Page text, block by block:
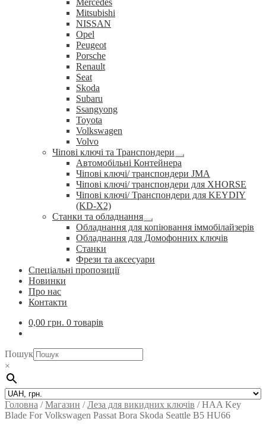
Mercedes
Mitsubishi
NISSAN
Opel
Peugeot
Porsche
Renault
Seat
Skoda
Subaru
Ssangyong
Toyota
Volkswagen
Volvo
Чіпові ключі та Транспондери
Розгорнуте
вкладене
меню
Автомобільні Контейнера
Чіпові ключі/ транспондери JMA
Чіпові ключі/ транспондери для XHORSE
Чіпові ключі/ Транспондери для KEYDIY
(KD-X2)
Станки та обладнання
Розгорнуте
вкладене
меню
Обладнання для копіювання іммобілайзерів
Обладнання для Домофонних ключів
Станки
Фрези та аксесуари
Спеціальні пропозиції
Новинки
Про нас
Контакти
0,00 грн. 0 товарів
Пошук
×
Головна /Магазин /Леза для викидних ключів /HAA Key
Blade For Volkswagen Passat Bora Skoda Seattle B5 HU66